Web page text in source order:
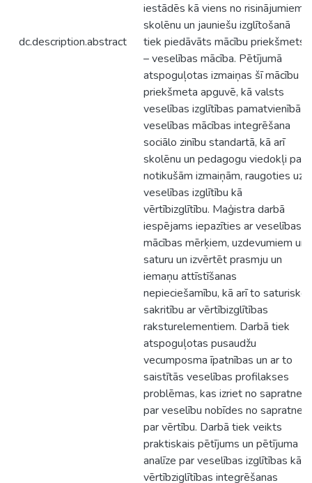
dc.description.abstract
iestādēs kā viens no risinājumiem
skolēnu un jauniešu izglītošanā
tiek piedāvāts mācību priekšmets
– veselības mācība. Pētījumā
atspoguļotas izmaiņas šī mācību
priekšmeta apguvē, kā valsts
veselības izglītības pamatvienībā –
veselības mācības integrēšana
sociālo zinību standartā, kā arī
skolēnu un pedagogu viedokļi par
notikušām izmaiņām, raugoties uz
veselības izglītību kā
vērtībizglītību. Maģistra darbā
iespējams iepazīties ar veselības
mācības mērķiem, uzdevumiem un
saturu un izvērtēt prasmju un
iemaņu attīstīšanas
nepieciešamību, kā arī to saturisko
sakritību ar vērtībizglītības
raksturelementiem. Darbā tiek
atspoguļotas pusaudžu
vecumposma īpatnības un ar to
saistītās veselības profilakses
problēmas, kas izriet no sapratnes
par veselību nobīdes no sapratnes
par vērtību. Darbā tiek veikts
praktiskais pētījums un pētījuma
analīze par veselības izglītības kā
vērtībziglītības integrēšanas